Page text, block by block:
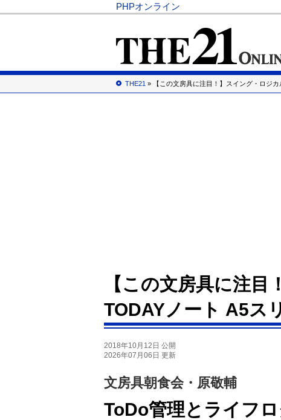
PHPオンライン
THE21 » 【この文房具に注目！】スイング・ロジカ
【この文房具に注
TODAYノート A5ス
2018年10月12日 公開
2026年07月06日 更新
文房具朝食会・原敬輔
ToDo管理とライフ